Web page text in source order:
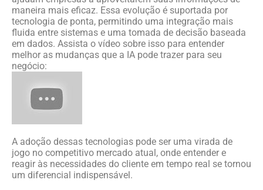
maneira mais eficaz. Essa evolução é suportada por
tecnologia de ponta, permitindo uma integração mais
fluida entre sistemas e uma tomada de decisão baseada
em dados. Assista o vídeo sobre isso para entender
melhor as mudanças que a IA pode trazer para seu
negócio:
A adoção dessas tecnologias pode ser uma virada de
jogo no competitivo mercado atual, onde entender e
reagir às necessidades do cliente em tempo real se tornou
um diferencial indispensável.